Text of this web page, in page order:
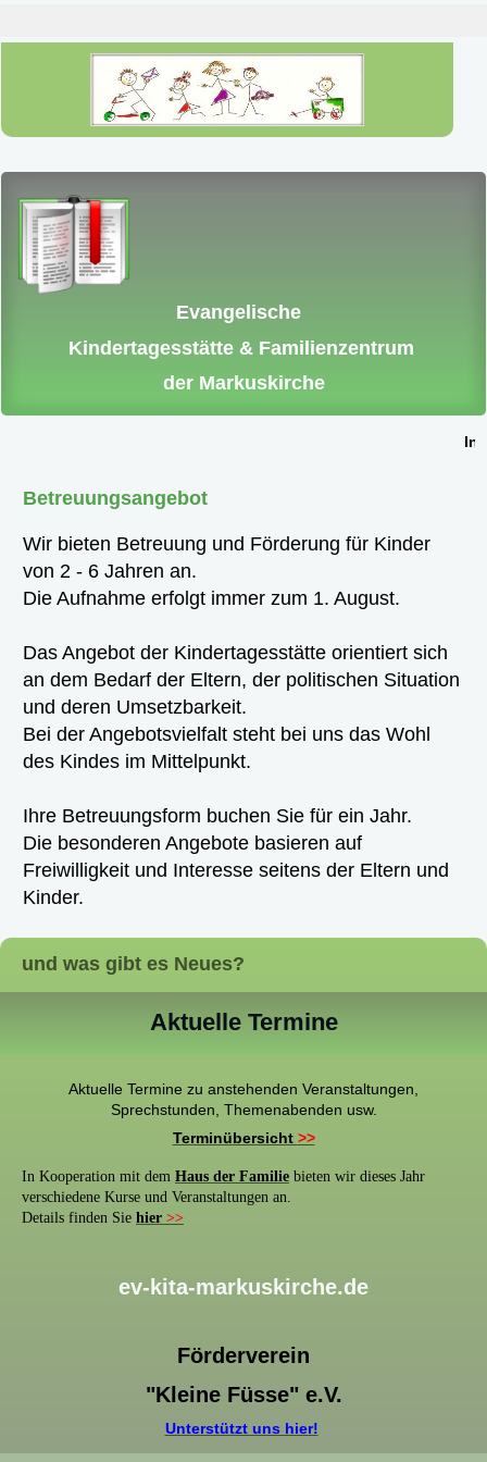
Evangelische
Kindertagesstätte & Familienzentrum
der Markuskirche
Betreuungsangebot
Wir bieten Betreuung und Förderung für Kinder
von 2 - 6 Jahren an.
Die Aufnahme erfolgt immer zum 1. August.
Das Angebot der Kindertagesstätte orientiert sich
an dem Bedarf der Eltern, der politischen Situation
und deren Umsetzbarkeit.
Bei der Angebotsvielfalt steht bei uns das Wohl
des Kindes im Mittelpunkt.
Ihre Betreuungsform buchen Sie für ein Jahr.
Die besonderen Angebote basieren auf
Freiwilligkeit und Interesse seitens der Eltern und
Kinder.
und was gibt es Neues?
Aktuelle Termine
Aktuelle Termine zu anstehenden Veranstaltungen,
Sprechstunden, Themenabenden usw.
Terminübersicht >>
In Kooperation mit dem Haus der Familie bieten wir dieses Jahr
verschiedene Kurse und Veranstaltungen an.
Details finden Sie hier >>
ev-kita-markuskirche.de
Förderverein
"Kleine Füsse" e.V.
Unterstützt uns hier!